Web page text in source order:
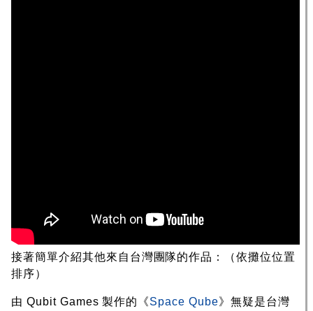
接著簡單介紹其他來自台灣團隊的作品：（依攤位位置
排序）
由 Qubit Games 製作的《Space Qube》無疑是台灣